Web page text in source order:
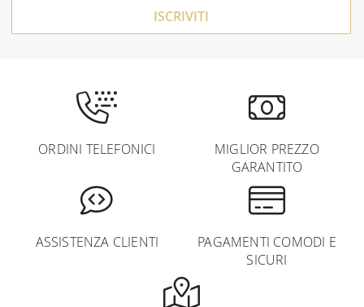
ISCRIVITI
ORDINI TELEFONICI
MIGLIOR PREZZO
GARANTITO
ASSISTENZA CLIENTI
PAGAMENTI COMODI E
SICURI